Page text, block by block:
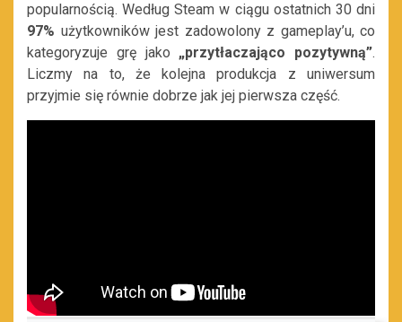
popularnością. Według Steam w ciągu ostatnich 30 dni
97% użytkowników jest zadowolony z gameplay’u, co
kategoryzuje grę jako „przytłaczająco pozytywną”.
Liczmy na to, że kolejna produkcja z uniwersum
przyjmie się równie dobrze jak jej pierwsza część.